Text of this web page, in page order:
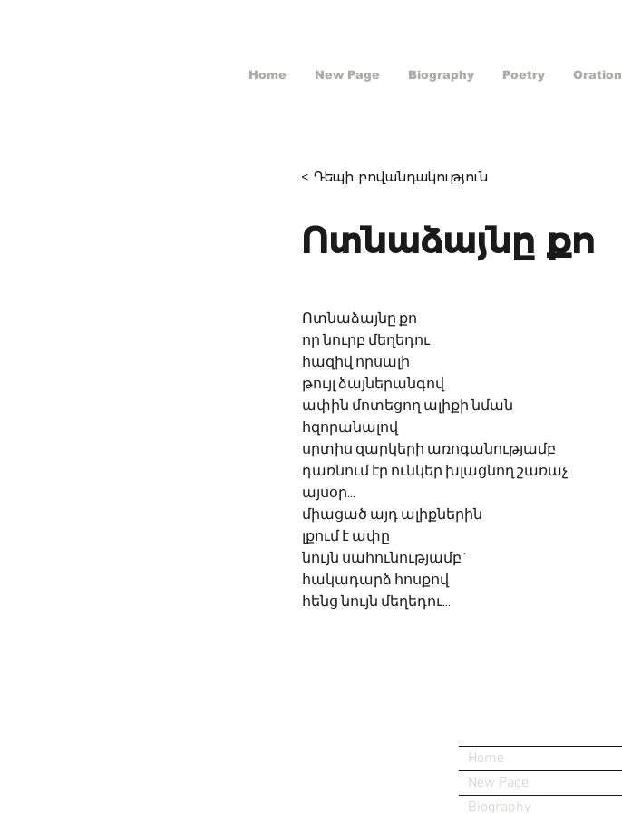
Home New Page Biography Poetry Oration
< Դեպի բովանդակություն
Ոտնաձայնը քո
Ոտնաձայնը քո
որ նուրբ մեղեդու
հազիվ որսալի
թույլ ձայներանգով
ափին մոտեցող ալիքի նման
հզորանալով
սրտիս զարկերի առոգանությամբ
դառնում էր ունկեր խլացնող շառաչ
այսօր...
միացած այդ ալիքներին
լքում է ափը
նույն սահունությամբ`
հակադարձ հոսքով
հենց նույն մեղեդու...
Home
New Page
Biography